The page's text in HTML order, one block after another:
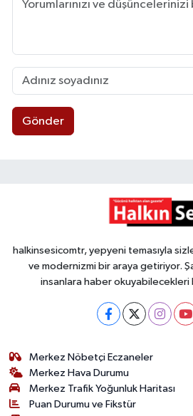
Gönder
halkinsesicomtr, yepyeni temasıyla
ve modernizmi bir araya getiriyor.
insanlara haber okuyabilecekleri
Merkez Nöbetçi Eczaneler
Merkez Hava Durumu
Merkez Trafik Yoğunluk Haritası
Puan Durumu ve Fikstür